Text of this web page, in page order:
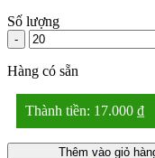
Số lượng
-
Hàng có sẵn
Thành tiền: 17.000 ₫
Thêm vào giỏ